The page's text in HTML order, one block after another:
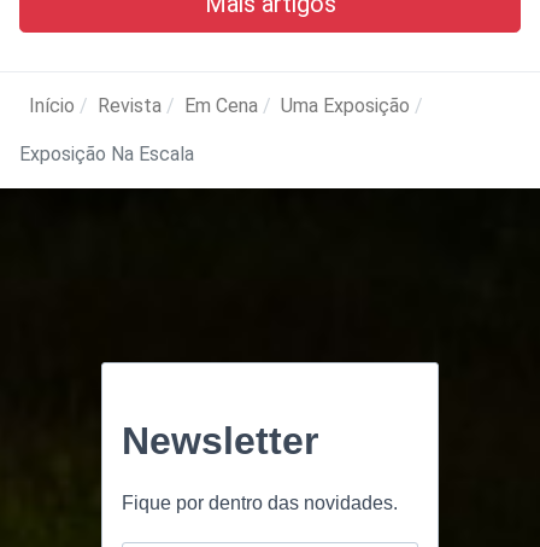
Início Revista Em Cena Uma Exposição
Exposição Na Escala